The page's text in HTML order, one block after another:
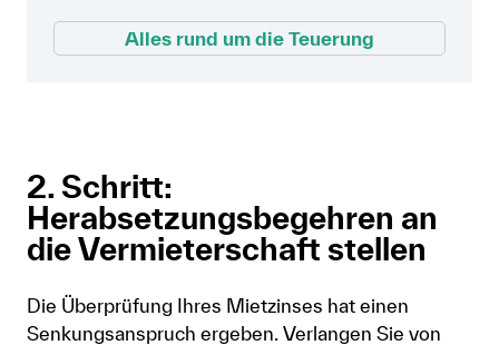
Alles rund um die Teuerung
2. Schritt:
Herabsetzungsbegehren an
die Vermieterschaft stellen
Die Überprüfung Ihres Mietzinses hat einen
Senkungsanspruch ergeben. Verlangen Sie von